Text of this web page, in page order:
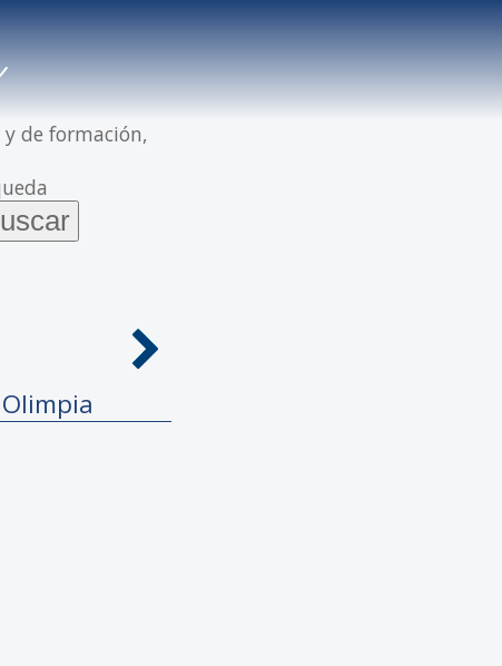
y de formación,